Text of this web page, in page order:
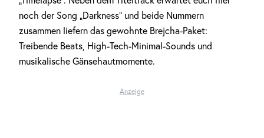
noch der Song „Darkness“ und beide Nummern
zusammen liefern das gewohnte Brejcha-Paket:
Treibende Beats, High-Tech-Minimal-Sounds und
musikalische Gänsehautmomente.
Anzeige